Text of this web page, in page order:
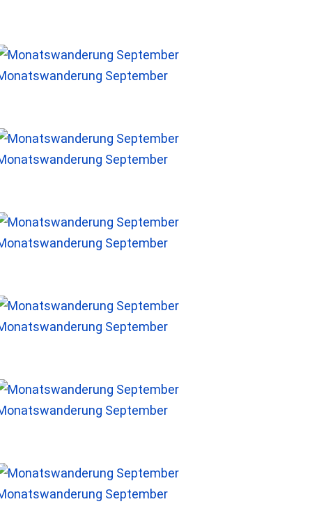
September
September
September
September
September
September